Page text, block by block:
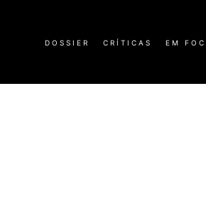
DOSSIER CRÍTICAS EM